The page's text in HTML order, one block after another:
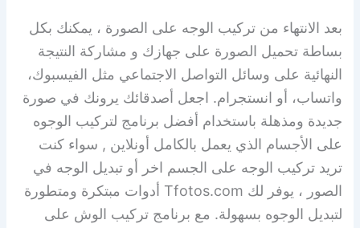
بعد الانتهاء من تركيب الوجه على الصورة ، يمكنك بكل
بساطة تحميل الصورة على جهازك و مشاركة النتيجة
النهائية على وسائل التواصل الاجتماعي مثل الفيسبوك،
واتساب، أو انستجرام. اجعل أصدقائك يرونك في صورة
جديدة ومذهلة باستخدام أفضل برنامج لتركيب الوجوه
على الأجسام الذي يعمل بالكامل أونلاين , سواء كنت
تريد تركيب الوجه على الجسم اخر أو تبديل الوجه في
الصور ، يوفر لك Tfotos.com أدوات مبتكرة ومتطورة
لتبديل الوجوه بسهولة. مع برنامج تركيب الوش على